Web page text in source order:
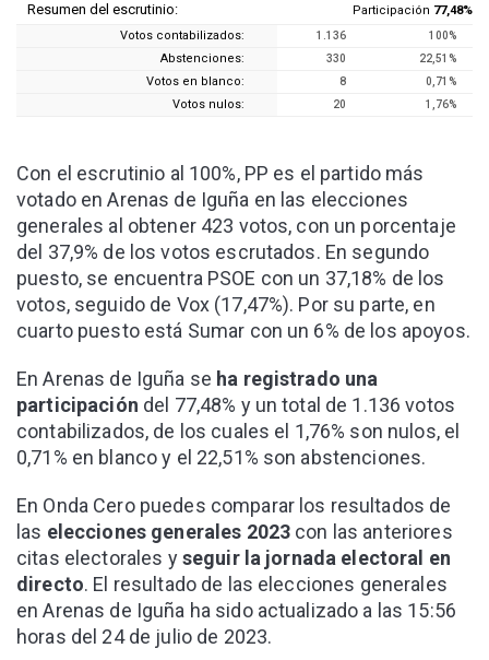
Resumen del escrutinio: Participación 77,48%
Votos contabilizados:
1.136 100%
Abstenciones: 330 22,51%
Votos en blanco: 8 0,71%
Votos nulos: 20 1,76%
Con el escrutinio al 100%, PP es el partido más
votado en Arenas de Iguña en las elecciones
generales al obtener 423 votos, con un porcentaje
del 37,9% de los votos escrutados. En segundo
puesto, se encuentra PSOE con un 37,18% de los
votos, seguido de Vox (17,47%). Por su parte, en
cuarto puesto está Sumar con un 6% de los apoyos.
En Arenas de Iguña se ha registrado una
participación del 77,48% y un total de 1.136 votos
contabilizados, de los cuales el 1,76% son nulos, el
0,71% en blanco y el 22,51% son abstenciones.
En Onda Cero puedes comparar los resultados de
las elecciones generales 2023 con las anteriores
citas electorales yseguir la jornada electoral en
directo. El resultado de las elecciones generales
en Arenas de Iguña ha sido actualizado a las 15:56
horas del 24 de julio de 2023.